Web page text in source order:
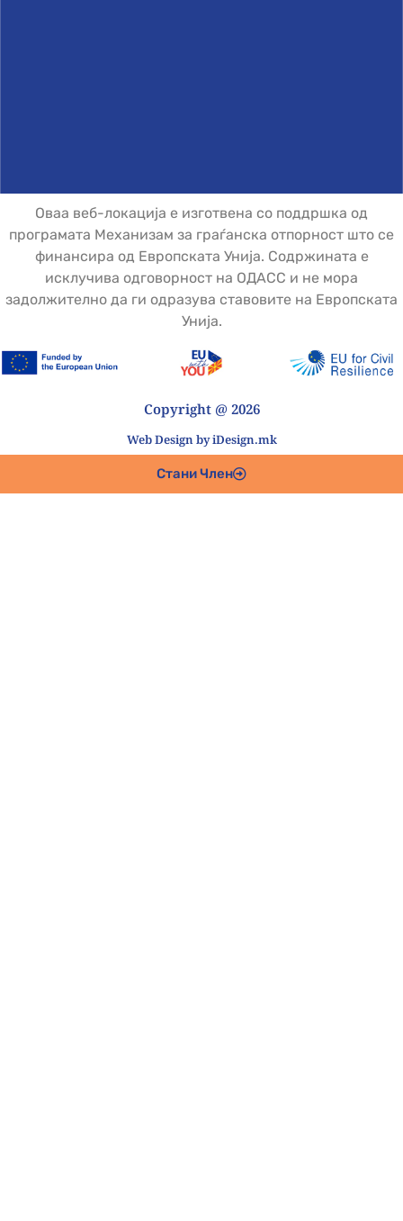
Оваа веб-локација е изготвена со поддршка од
програмата Механизам за граѓанска отпорност што се
финансира од Европската Унија. Содржината е
исклучива одговорност на ОДАСС и не мора
задолжително да ги одразува ставовите на Европската
Унија.
Copyright @ 2026
Web Design by iDesign.mk
Стани Член